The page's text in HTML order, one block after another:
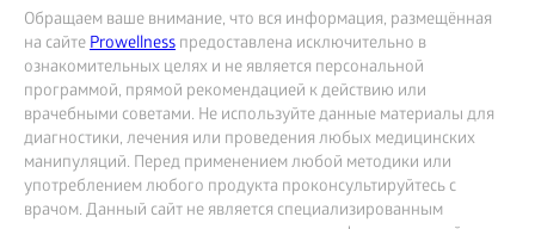
Обращаем ваше внимание, что вся информация, размещённая
на сайтеProwellness предоставлена исключительно в
ознакомительных целях и не является персональной
программой, прямой рекомендацией к действию или
врачебными советами. Не используйте данные материалы для
диагностики, лечения или проведения любых медицинских
манипуляций. Перед применением любой методики или
употреблением любого продукта проконсультируйтесь с
врачом. Данный сайт не является специализированным